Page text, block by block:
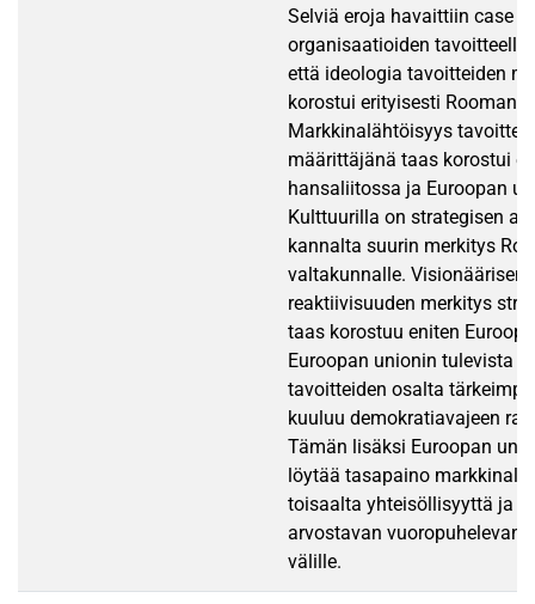
Selviä eroja havaittiin case
organisaatioiden
että ideologia tavoitteiden
korostui erityisesti Rooman
Markkinalähtöisyys
määrittäjänä taas korostui
hansaliitossa ja Euroopan
Kulttuurilla on strategisen
kannalta suurin merkitys
valtakunnalle. Visionäärisen
reaktiivisuuden merkitys
taas korostuu eniten
Euroopan unionin tulevista
tavoitteiden osalta
kuuluu demokratiavajeen
Tämän lisäksi Euroopan
löytää tasapaino
toisaalta yhteisöllisyyttä ja
arvostavan vuoropuhelevan
välille.